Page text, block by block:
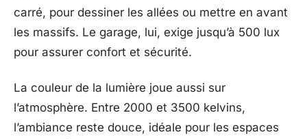
carré, pour dessiner les allées ou mettre en avant
les massifs. Le garage, lui, exige jusqu’à 500 lux
pour assurer confort et sécurité.
La couleur de la lumière joue aussi sur
l’atmosphère. Entre 2000 et 3500 kelvins,
l’ambiance reste douce, idéale pour les espaces